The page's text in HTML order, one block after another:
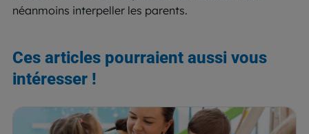
néanmoins interpeller les parents.
Ces articles pourraient aussi vous
intéresser !